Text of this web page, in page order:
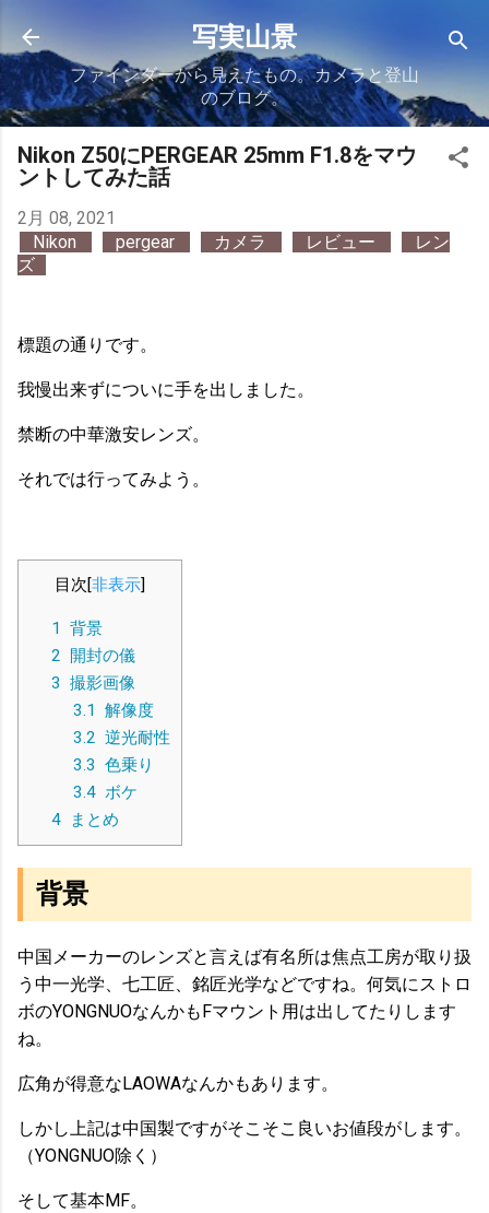
スキップしてメイン コンテンツに移動
写実山景
ファインダーから見えたもの。カメラと登山
のブログ。
Nikon Z50にPERGEAR 25mm F1.8をマウ
ントしてみた話
2月 08, 2021
Nikon
pergear カメラ レビュー
レン
ズ
標題の通りです。
我慢出来ずについに手を出しました。
禁断の中華激安レンズ。
それでは行ってみよう。
目次[非表示]
1 背景
2 開封の儀
3 撮影画像
3.1 解像度
3.2 逆光耐性
3.3 色乗り
3.4 ボケ
4
まとめ
背景
中国メーカーのレンズと言えば有名所は焦点工房が取り扱
う中一光学、七工匠、銘匠光学などですね。何気にストロ
ボのYONGNUOなんかもFマウント用は出してたりします
ね。
広角が得意なLAOWAなんかもあります。
しかし上記は中国製ですがそこそこ良いお値段がします。
（YONGNUO除く）
そして基本MF。